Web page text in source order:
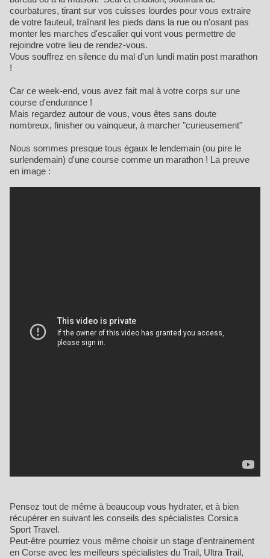
courbatures, tirant sur vos cuisses lourdes pour vous extraire
de votre fauteuil, traînant les pieds dans la rue ou n'osant pas
monter les marches d'escalier qui vont vous permettre de
rejoindre votre lieu de rendez-vous.
Vous souffrez en silence du mal d'un lundi matin post marathon
!
Car ce week-end, vous avez fait mal à votre corps sur une
course d'endurance !
Mais regardez autour de vous, vous êtes sans doute
nombreux, finisher ou vainqueur, à marcher "curieusement"
Nous sommes presque tous égaux le lendemain (ou pire le
surlendemain) d'une course comme un marathon ! La preuve
en image :
Pensez tout de même à beaucoup vous hydrater, et à bien
récupérer en suivant les conseils des spécialistes Corsica
Sport Travel.
Peut-être pourriez vous même choisir un stage d'entrainement
en Corse avec les meilleurs spécialistes du Trail, Ultra Trail,